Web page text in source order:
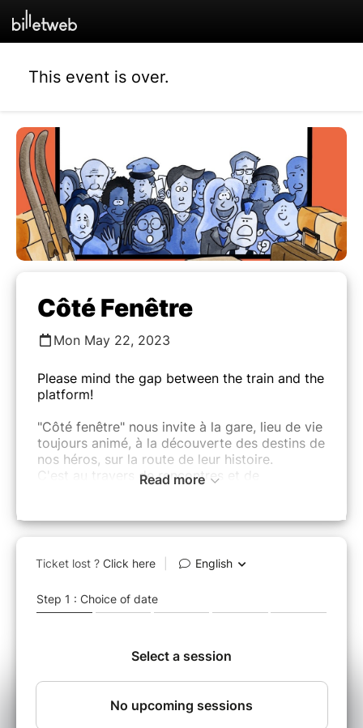
This event is over.
Côté Fenêtre
Mon May 22, 2023
Please mind the gap between the train and the
platform!
"Côté fenêtre" nous invite à la gare, lieu de vie
toujours animé, à la découverte des destins de
nos héros, sur la route de leur histoire.
C'est au travers de rencontres et de
comiques.
Dans des scènes frappantes de sincérité, où
se mêleront rires et pleurs, observez les
personnages uniques et attachants dans une
Croyez-nous, vous descendrez du train
accompli.
Une pièce d'Adèle GOTKOVSKY.
Read more